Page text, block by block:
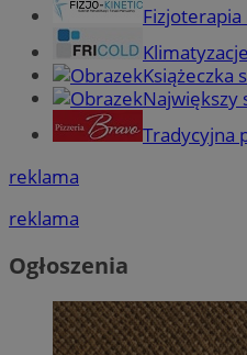
Fizjoterapia
Książeczka
Największy
Tradycyjna
reklama
reklama
Ogłoszenia